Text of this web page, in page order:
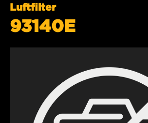
Luftfilter
93140E